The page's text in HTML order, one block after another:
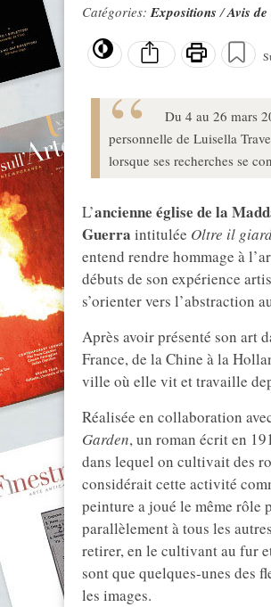
Catégories:Expositions/Avis
Du 4 au 26 mars
personnelle de Luisella
lorsque ses recherches se
L’ancienne église de la
Guerra intitulée Oltre il
entend rendre hommage à
débuts de son expérience
s’orienter vers l’abstraction
Après avoir présenté son art
France, de la Chine à la
ville où elle vit et travaille
Réalisée en collaboration
Garden, un roman écrit en
dans lequel on cultivait des
considérait cette activité
peinture a joué le même rôle
parallèlement à tous les
retirer, en le cultivant au fur
sont que quelques-unes des
les images.